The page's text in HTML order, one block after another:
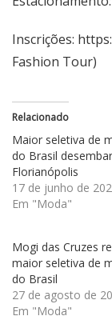
Inscrições:
Fashion Tour)
Relacionado
Maior seletiva de
do Brasil
Florianópolis
17 de junho de
Em "Moda"
Mogi das Cruzes
maior seletiva de
do Brasil
27 de agosto de
Em "Moda"